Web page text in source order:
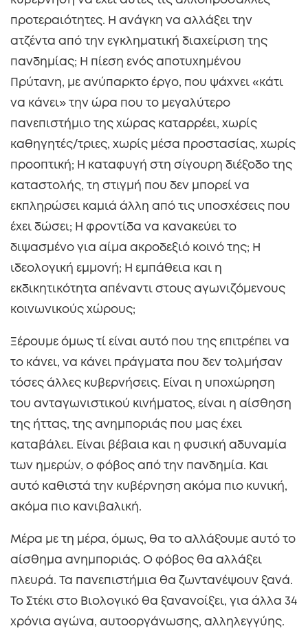
προτεραιότητες. Η ανάγκη να αλλάξει την
ατζέντα από την εγκληματική διαχείριση της
πανδημίας; Η πίεση ενός αποτυχημένου
Πρύτανη, με ανύπαρκτο έργο, που ψάχνει «κάτι
να κάνει» την ώρα που το μεγαλύτερο
πανεπιστήμιο της χώρας καταρρέει, χωρίς
καθηγητές/τριες, χωρίς μέσα προστασίας, χωρίς
προοπτική; Η καταφυγή στη σίγουρη διέξοδο της
καταστολής, τη στιγμή που δεν μπορεί να
εκπληρώσει καμιά άλλη από τις υποσχέσεις που
έχει δώσει; Η φροντίδα να κανακεύει το
διψασμένο για αίμα ακροδεξιό κοινό της; Η
ιδεολογική εμμονή; Η εμπάθεια και η
εκδικητικότητα απέναντι στους αγωνιζόμενους
κοινωνικούς χώρους;
Ξέρουμε όμως τί είναι αυτό που της επιτρέπει να
το κάνει, να κάνει πράγματα που δεν τολμήσαν
τόσες άλλες κυβερνήσεις. Είναι η υποχώρηση
του ανταγωνιστικού κινήματος, είναι η αίσθηση
της ήττας, της ανημποριάς που μας έχει
καταβάλει. Είναι βέβαια και η φυσική αδυναμία
των ημερών, ο φόβος από την πανδημία. Και
αυτό καθιστά την κυβέρνηση ακόμα πιο κυνική,
ακόμα πιο κανιβαλική.
Μέρα με τη μέρα, όμως, θα το αλλάξουμε αυτό το
αίσθημα ανημποριάς. Ο φόβος θα αλλάξει
πλευρά. Τα πανεπιστήμια θα ζωντανέψουν ξανά.
Το Στέκι στο Βιολογικό θα ξανανοίξει, για άλλα 34
χρόνια αγώνα, αυτοοργάνωσης, αλληλεγγύης.